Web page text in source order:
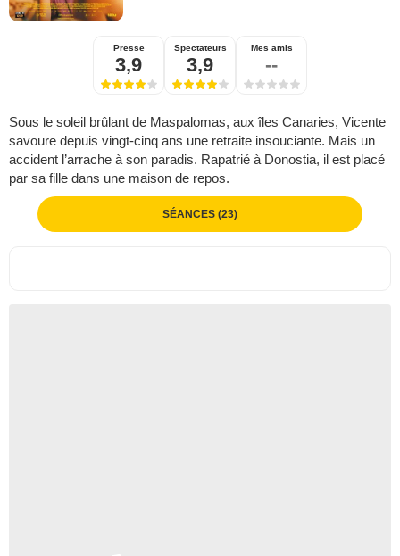
Presse
3,9
Spectateurs
3,9
Mes amis
--
Sous le soleil brûlant de Maspalomas, aux îles Canaries, Vicente
savoure depuis vingt-cinq ans une retraite insouciante. Mais un
accident l’arrache à son paradis. Rapatrié à Donostia, il est placé
par sa fille dans une maison de repos.
SÉANCES (23)